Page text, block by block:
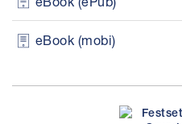
eBook (mobi)